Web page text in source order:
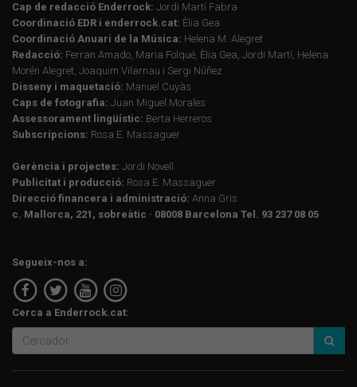
Cap de redacció Enderrock: Jordi Martí Fabra
Coordinació EDR i enderrock.cat: Èlia Gea
Coordinació Anuari de la Música: Helena M. Alegret
Redacció: Ferran Amado, Maria Folqué, Èlia Gea, Jordi Martí, Helena
Morén Alegret, Joaquim Vilarnau i Sergi Núñez
Disseny i maquetació: Manuel Cuyàs
Caps de fotografia: Juan Miguel Morales
Assessorament lingüístic: Berta Herreros
Subscripcions: Rosa E. Massaguer
Gerència i projectes: Jordi Novell
Publicitat i producció: Rosa E. Massaguer
Direcció financera i administració: Anna Gris
c. Mallorca, 221, sobreàtic · 08008 Barcelona Tel. 93 237 08 05
Segueix-nos a:
Cerca a Enderrock.cat: